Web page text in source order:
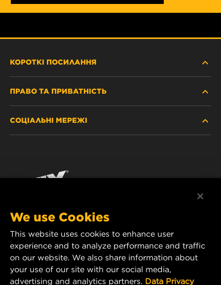
КОРОТКІ ПОСИЛАННЯ
ПРАВО ТА ПРИВАТНІСТЬ
ЗАХИСТ ПЕРСОНАЛЬНИХ ДАНИХ
РЕКВІЗИТИ
СОЦІАЛЬНІ МЕРЕЖІ
MANN+HUMMEL FT Poland
ul. Wrocławska 145,
63-800 GOSTYŃ, POLAND
Tel. +48 65 572 89 00
We use Cookies
This website uses cookies to enhance user
experience and to analyze performance and traffic
on our website. We also share information about
your use of our site with our social media,
advertising and analytics partners. Data Privacy